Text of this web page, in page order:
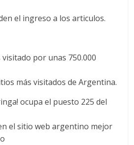
el ingreso a los articulos.
por unas 750.000
más visitados de Argentina.
ocupa el puesto 225 del
el sitio web argentino mejor